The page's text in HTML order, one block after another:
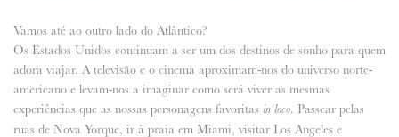
FORNECEDORES RECOMENDADOS
ANUNCIE CONNOSCO
Vamos até ao outro lado do Atlântico?
Os Estados Unidos continuam a ser um dos destinos de sonho para quem
adora viajar. A televisão e o cinema aproximam-nos do universo norte-
americano e levam-nos a imaginar como será viver as mesmas
experiências que as nossas personagens favoritas in loco. Passear pelas
ruas de Nova Yorque, ir à praia em Miami, visitar Los Angeles e